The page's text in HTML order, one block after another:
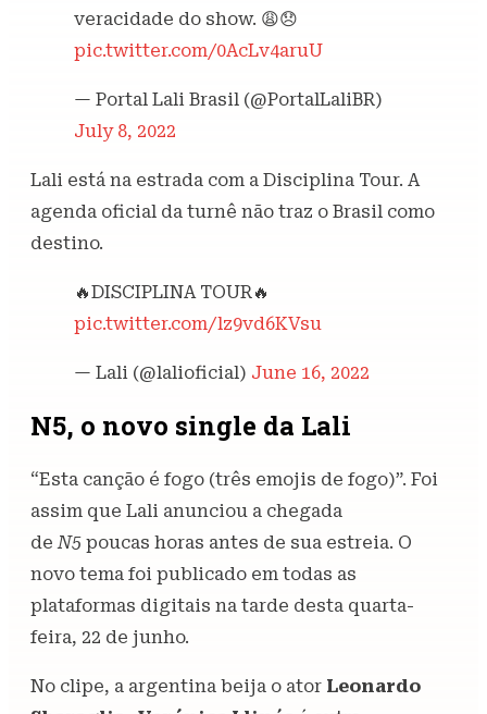
veracidade do show. 😩😞
pic.twitter.com/0AcLv4aruU
— Portal Lali Brasil (@PortalLaliBR)
July 8, 2022
Lali está na estrada com a Disciplina Tour. A
agenda oficial da turnê não traz o Brasil como
destino.
🔥DISCIPLINA TOUR🔥
pic.twitter.com/lz9vd6KVsu
— Lali (@lalioficial) June 16, 2022
N5, o novo single da Lali
“Esta canção é fogo (três emojis de fogo)”. Foi
assim que Lali anunciou a chegada
deN5 poucas horas antes de sua estreia. O
novo tema foi publicado em todas as
plataformas digitais na tarde desta quarta-
feira, 22 de junho.
No clipe, a argentina beija o ator Leonardo